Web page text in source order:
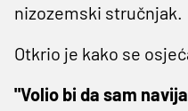
nizozemski stručnjak.
Otkrio je kako se
"Volio bi da sam